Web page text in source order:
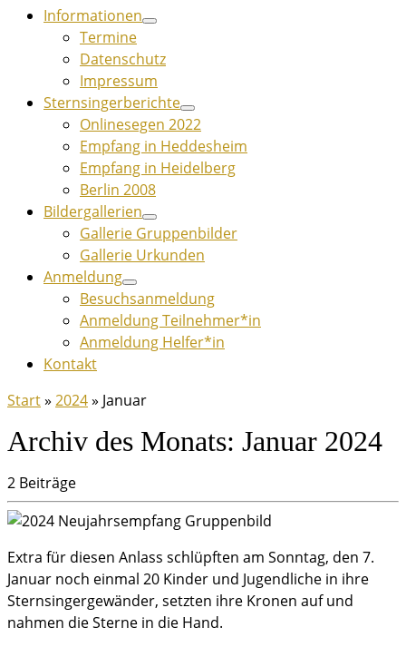
Informationen
Termine
Datenschutz
Impressum
Sternsingerberichte
Onlinesegen 2022
Empfang in Heddesheim
Empfang in Heidelberg
Berlin 2008
Bildergallerien
Gallerie Gruppenbilder
Gallerie Urkunden
Anmeldung
Besuchsanmeldung
Anmeldung Teilnehmer*in
Anmeldung Helfer*in
Kontakt
Start» 2024» Januar
Archiv des Monats: Januar 2024
2 Beiträge
Extra für diesen Anlass schlüpften am Sonntag, den 7.
Januar noch einmal 20 Kinder und Jugendliche in ihre
Sternsingergewänder, setzten ihre Kronen auf und
nahmen die Sterne in die Hand.